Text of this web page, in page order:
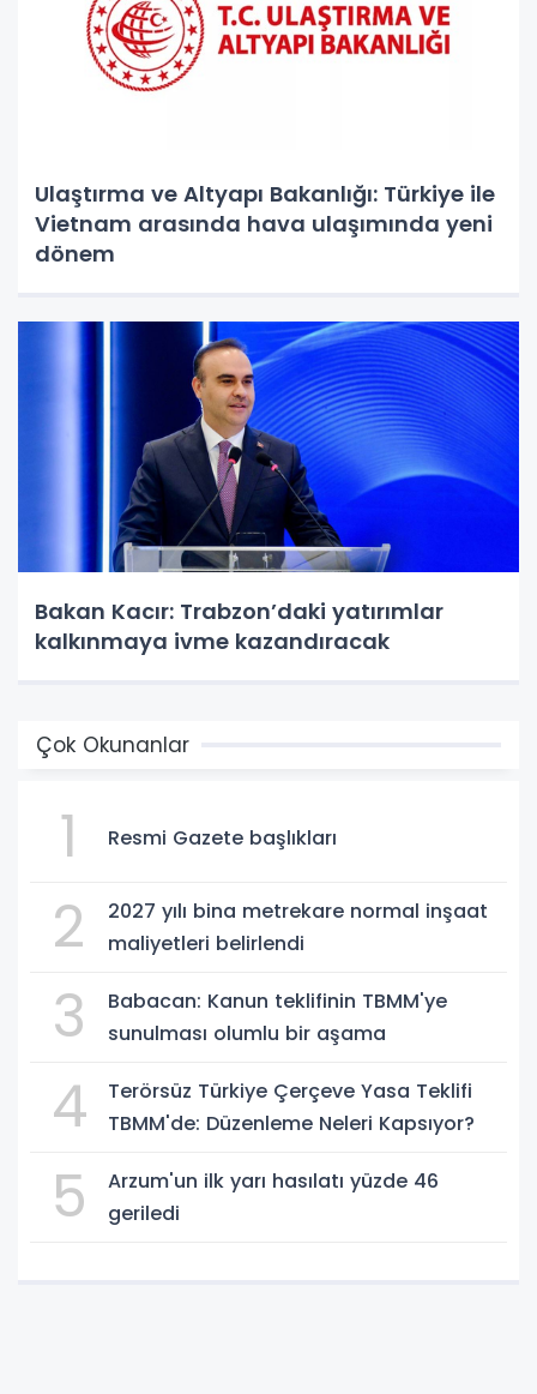
Ulaştırma ve Altyapı Bakanlığı: Türkiye ile
Vietnam arasında hava ulaşımında yeni
dönem
Bakan Kacır: Trabzon’daki yatırımlar
kalkınmaya ivme kazandıracak
Çok Okunanlar
1 Resmi Gazete başlıkları
2
2027 yılı bina metrekare normal inşaat
maliyetleri belirlendi
3
Babacan: Kanun teklifinin TBMM'ye
sunulması olumlu bir aşama
4
Terörsüz Türkiye Çerçeve Yasa Teklifi
TBMM'de: Düzenleme Neleri Kapsıyor?
5
Arzum'un ilk yarı hasılatı yüzde 46
geriledi